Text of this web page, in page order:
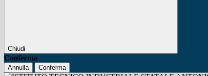
Chiudi
Conferma
Annulla Conferma